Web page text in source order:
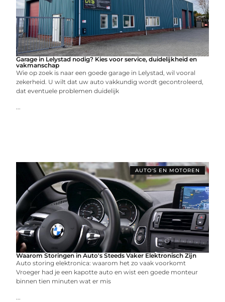
Garage in Lelystad nodig? Kies voor service, duidelijkheid en
vakmanschap
Wie op zoek is naar een goede garage in Lelystad, wil vooral
zekerheid. U wilt dat uw auto vakkundig wordt gecontroleerd,
dat eventuele problemen duidelijk
...
AUTO'S EN MOTOREN
Waarom Storingen in Auto's Steeds Vaker Elektronisch Zijn
Auto storing elektronica: waarom het zo vaak voorkomt
Vroeger had je een kapotte auto en wist een goede monteur
binnen tien minuten wat er mis
...